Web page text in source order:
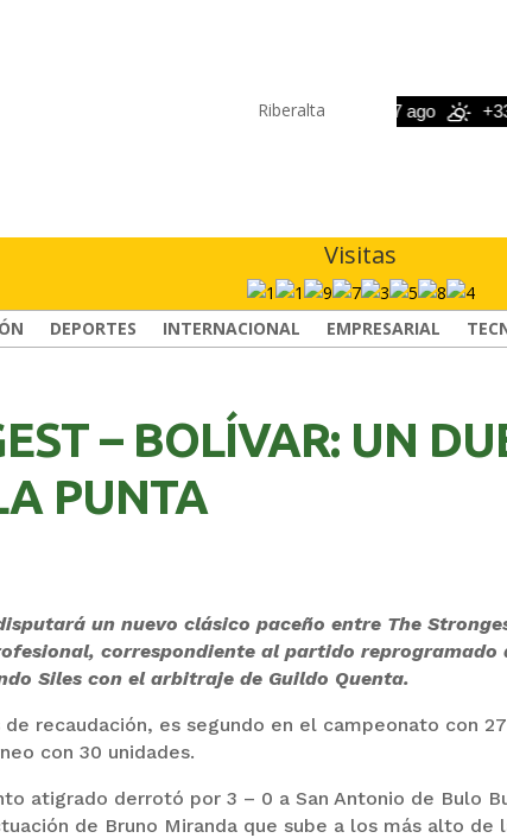
Riberalta
+33°C 7 ago +33°C
Visitas
DEPORTES INTERNACIONAL EMPRESARIAL
– BOLÍVAR: UN
PUNTA
un nuevo clásico paceño entre The
correspondiente al partido reprogramado
Siles con el arbitraje de Guildo Quenta.
recaudación, es segundo en el campeonato con
con 30 unidades.
atigrado derrotó por 3 – 0 a San Antonio de Bulo
de Bruno Miranda que sube a los más alto de